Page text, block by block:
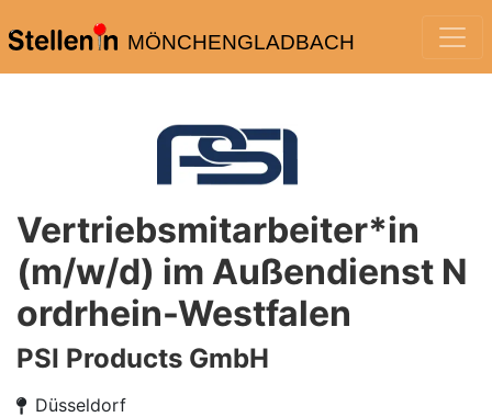
MÖNCHENGLADBACH
Vertriebsmitarbeiter*in
(m/w/d) im Außendienst N
ordrhein-Westfalen
PSI Products GmbH
Düsseldorf